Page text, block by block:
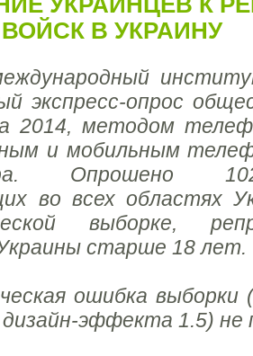
В УКРАИНУ
экспресс-опрос
2014, методом
и мобильным
Опрошено
во всех областях
выборке,
старше 18 лет.
ошибка выборки
эффекта 1.5)